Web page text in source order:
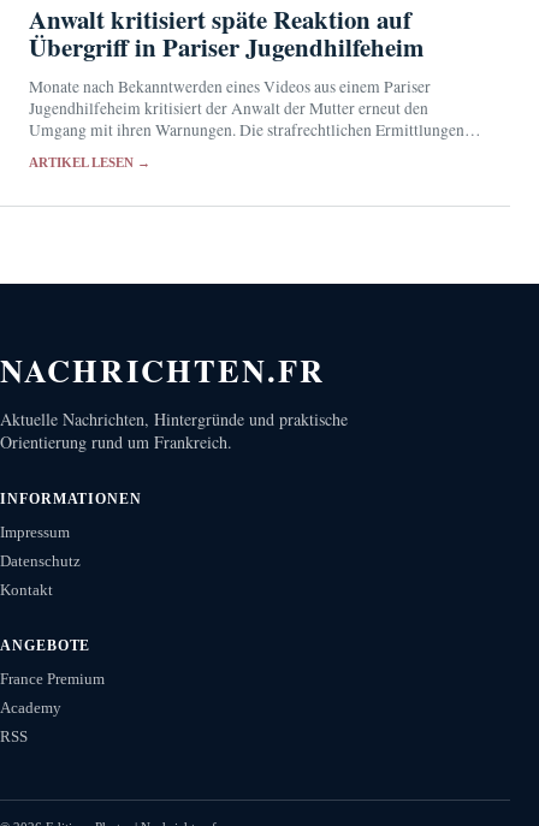
Anwalt kritisiert späte Reaktion auf
Übergriff in Pariser Jugendhilfeheim
Monate nach Bekanntwerden eines Videos aus einem Pariser
Jugendhilfeheim kritisiert der Anwalt der Mutter erneut den
Umgang mit ihren Warnungen. Die strafrechtlichen Ermittlungen
ARTIKEL LESEN →
NACHRICHTEN.FR
Aktuelle Nachrichten, Hintergründe und praktische
Orientierung rund um Frankreich.
INFORMATIONEN
Impressum
Datenschutz
Kontakt
ANGEBOTE
France Premium
Academy
RSS